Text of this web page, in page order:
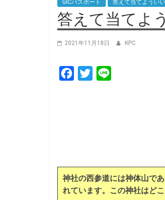
GICパスポート 答えて当てようい
答えて当てよ
2021年11月18日 KPC
k
神社の西参道には神体山で
れています。この神社はどこ